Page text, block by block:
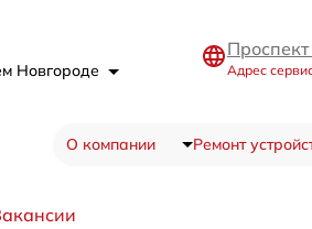
Новгороде Адрес
О компании Ремонт